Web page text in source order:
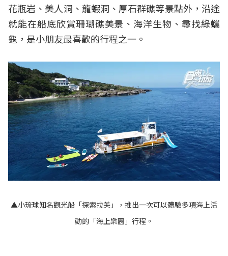
花瓶岩、美人洞、龍蝦洞、厚石群礁等景點外，沿途
就能在船底欣賞珊瑚礁美景、海洋生物、尋找綠蠵
龜，是小朋友最喜歡的行程之一。
▲小琉球知名觀光船「探索拉美」，推出一次可以體驗多項海上活
動的「海上樂園」行程。